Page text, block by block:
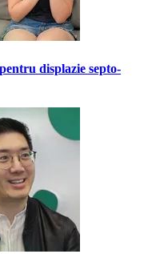
displazie septo-